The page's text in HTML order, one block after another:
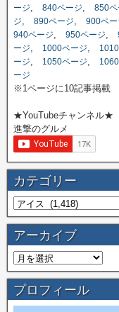
ージ, 840ページ, 850ペ
ジ, 890ページ, 900ペー
940ページ, 950ページ,
ージ, 1000ページ,
ージ, 1050ページ,
ージ
※1ページに10記事掲載
★YouTubeチャンネル★
進撃のグルメ
カテゴリー
アーカイブ
プロフィール